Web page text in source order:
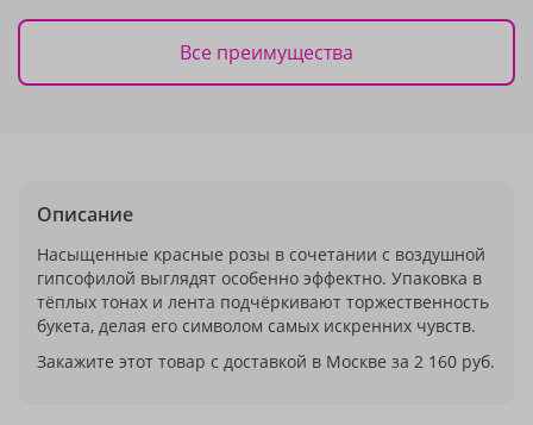
Все преимущества
Описание
Насыщенные красные розы в сочетании с воздушной
гипсофилой выглядят особенно эффектно. Упаковка в
тёплых тонах и лента подчёркивают торжественность
букета, делая его символом самых искренних чувств.
Закажите этот товар с доставкой в Москве за 2 160 руб.